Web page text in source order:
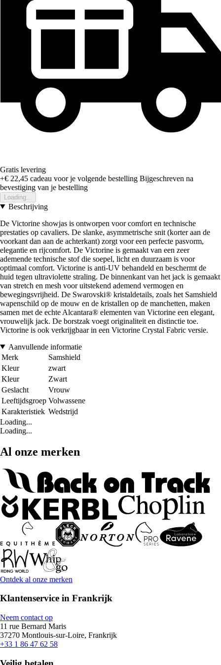
Gratis levering
+€ 22,45 cadeau voor je volgende bestelling Bijgeschreven na
bevestiging van je bestelling
Loading...
Beschrijving
De Victorine showjas is ontworpen voor comfort en technische
prestaties op cavaliers. De slanke, asymmetrische snit (korter aan de
voorkant dan aan de achterkant) zorgt voor een perfecte pasvorm,
elegantie en rijcomfort. De Victorine is gemaakt van een zeer
ademende technische stof die soepel, licht en duurzaam is voor
optimaal comfort. Victorine is anti-UV behandeld en beschermt de
huid tegen ultraviolette straling. De binnenkant van het jack is gemaakt
van stretch en mesh voor uitstekend ademend vermogen en
bewegingsvrijheid. De Swarovski® kristaldetails, zoals het Samshield
wapenschild op de mouw en de kristallen op de manchetten, maken
samen met de echte Alcantara® elementen van Victorine een elegant,
vrouwelijk jack. De borstzak voegt originaliteit en distinctie toe.
Victorine is ook verkrijgbaar in een Victorine Crystal Fabric versie.
Aanvullende informatie
Merk
Samshield
Kleur
zwart
Kleur
Zwart
Geslacht
Vrouw
Leeftijdsgroep Volwassene
Karakteristiek Wedstrijd
Loading...
Loading...
Al onze merken
Ontdek al onze merken
Klantenservice in Frankrijk
Neem contact op
11 rue Bernard Maris
37270 Montlouis-sur-Loire, Frankrijk
+33 1 86 47 62 58